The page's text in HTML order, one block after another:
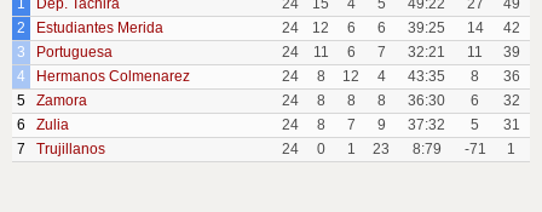
1
Dep. Tachira 24 15 4 5 49:22 27
49
2
Estudiantes Merida 24 12 6 6 39:25 14
42
3
Portuguesa 24 11 6 7 32:21 11
39
4
Hermanos Colmenarez 24 8 12 4 43:35 8
36
5
Zamora 24 8 8 8 36:30 6
32
6
Zulia 24 8 7 9 37:32 5
31
7
Trujillanos 24 0 1 23 8:79 -71 1